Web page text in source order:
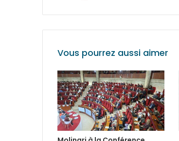
Vous pourrez aussi aimer